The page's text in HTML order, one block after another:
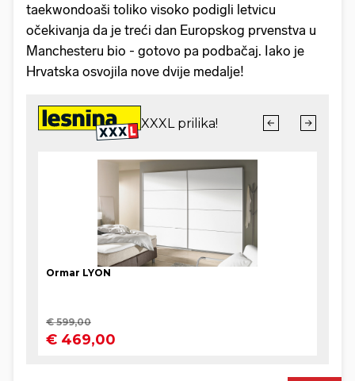
taekwondoaši toliko visoko podigli letvicu
očekivanja da je treći dan Europskog prvenstva u
Manchesteru bio - gotovo pa podbačaj. Iako je
Hrvatska osvojila nove dvije medalje!